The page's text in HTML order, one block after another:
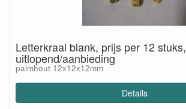
Letterkraal blank, prijs per 12 stuks,
uitlopend/aanbieding
palmhout 12x12x12mm
Details